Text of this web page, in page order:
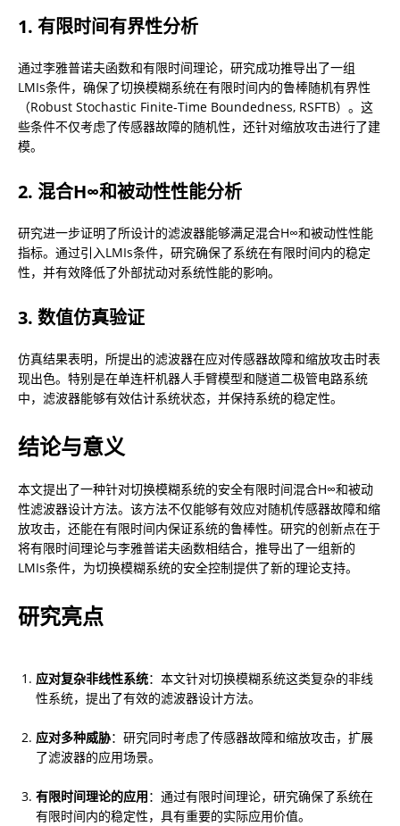
1. 有限时间有界性分析
通过李雅普诺夫函数和有限时间理论，研究成功推导出了一组
LMIs条件，确保了切换模糊系统在有限时间内的鲁棒随机有界性
（Robust Stochastic Finite-Time Boundedness, RSFTB）。这
些条件不仅考虑了传感器故障的随机性，还针对缩放攻击进行了建
模。
2. 混合H∞和被动性性能分析
研究进一步证明了所设计的滤波器能够满足混合H∞和被动性性能
指标。通过引入LMIs条件，研究确保了系统在有限时间内的稳定
性，并有效降低了外部扰动对系统性能的影响。
3. 数值仿真验证
仿真结果表明，所提出的滤波器在应对传感器故障和缩放攻击时表
现出色。特别是在单连杆机器人手臂模型和隧道二极管电路系统
中，滤波器能够有效估计系统状态，并保持系统的稳定性。
结论与意义
本文提出了一种针对切换模糊系统的安全有限时间混合H∞和被动
性滤波器设计方法。该方法不仅能够有效应对随机传感器故障和缩
放攻击，还能在有限时间内保证系统的鲁棒性。研究的创新点在于
将有限时间理论与李雅普诺夫函数相结合，推导出了一组新的
LMIs条件，为切换模糊系统的安全控制提供了新的理论支持。
研究亮点
应对复杂非线性系统：本文针对切换模糊系统这类复杂的非线
性系统，提出了有效的滤波器设计方法。
应对多种威胁：研究同时考虑了传感器故障和缩放攻击，扩展
了滤波器的应用场景。
有限时间理论的应用：通过有限时间理论，研究确保了系统在
有限时间内的稳定性，具有重要的实际应用价值。